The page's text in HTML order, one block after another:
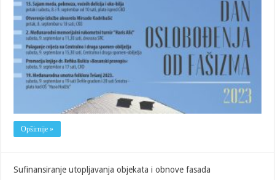
Dana
oslobođenja
od
fašizma
Opširnije »
Sufinansiranje utopljavanja objekata i obnove fasada